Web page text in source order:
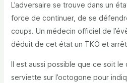
L’adversaire se trouve dans un
force de continuer, de se
coups. Un médecin officiel de
déduit de cet état un TKO et
Il est aussi possible que ce soit le
serviette sur l’octogone pour